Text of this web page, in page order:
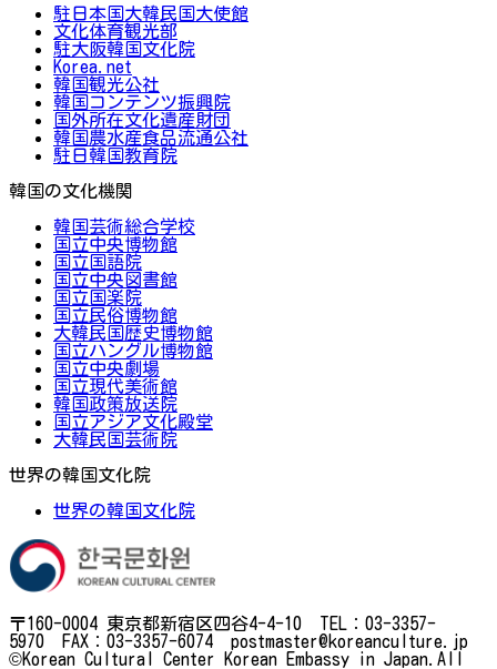
駐日本国大韓民国大使館
文化体育観光部
駐大阪韓国文化院
Korea.net
韓国観光公社
韓国コンテンツ振興院
国外所在文化遺産財団
韓国農水産食品流通公社
駐日韓国教育院
韓国の文化機関
韓国芸術総合学校
国立中央博物館
国立国語院
国立中央図書館
国立国楽院
国立民俗博物館
大韓民国歴史博物館
国立ハングル博物館
国立中央劇場
国立現代美術館
韓国政策放送院
国立アジア文化殿堂
大韓民国芸術院
世界の韓国文化院
世界の韓国文化院
〒160-0004 東京都新宿区四谷4-4-10 TEL：03-3357-
5970 FAX：03-3357-6074 postmaster@koreanculture.jp
©Korean Cultural Center Korean Embassy in Japan.All